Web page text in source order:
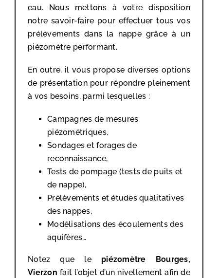
eau. Nous mettons à votre disposition
notre savoir-faire pour effectuer tous vos
prélèvements dans la nappe grâce à un
piézomètre performant.
En outre, il vous propose diverses options
de présentation pour répondre pleinement
à vos besoins, parmi lesquelles :
Campagnes de mesures
piézométriques,
Sondages et forages de
reconnaissance,
Tests de pompage (tests de puits et
de nappe),
Prélèvements et études qualitatives
des nappes,
Modélisations des écoulements des
aquifères…
Notez que le piézomètre Bourges,
Vierzon fait l’objet d’un nivellement afin de